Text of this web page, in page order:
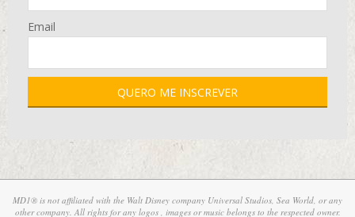
Email
MD1® is not affiliated with the Walt Disney company Universal Studios, Sea World, or any
other company. All rights for any logos , images or music belongs to the respected owner.